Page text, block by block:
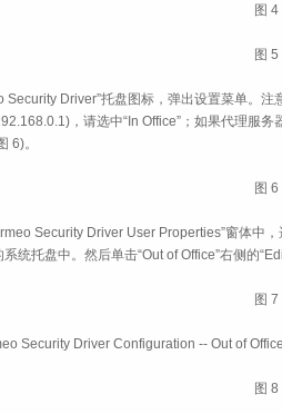
图 4
图 5
Security Driver”托盘图标，弹出设置菜单。
，请选中“In Office”；如果代理服务
6)。
图 6
Security Driver User Properties”窗体中
统托盘中。然后单击“Out of Office”右侧的
图 7
Security Driver Configuration -- Out of
图 8